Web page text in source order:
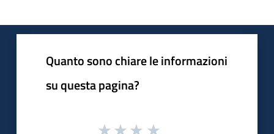
Quanto sono chiare le informazioni
su questa pagina?